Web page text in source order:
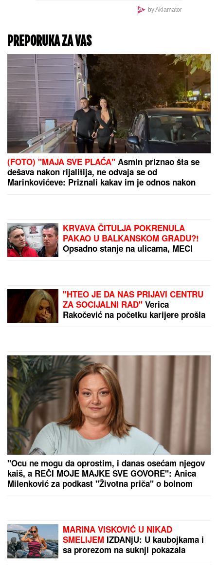
(FOTO) "MAJA SVE
PLAĆA" Asmin priznao
šta se dešava nakon
rijalitija, ne odvaja se od
Marinkovićeve: Priznali
kakav im je odnos nakon
skandala
NESREĆA U NEMAČKOJ:
Bajdenov sin o zdravlju
oca: "Veoma je bolno,
veoma iscrpljujuće, tužno
za gledati, ON NIJE
PREPORUKA ZA VAS
(FOTO) "MAJA SVE PLAĆA"Asmin priznao šta se